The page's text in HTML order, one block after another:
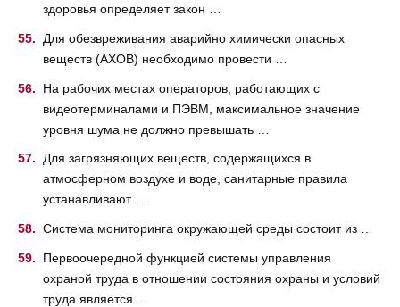
здоровья определяет закон …
Для обезвреживания аварийно химически опасных
веществ (АХОВ) необходимо провести …
На рабочих местах операторов, работающих с
видеотерминалами и ПЭВМ, максимальное значение
уровня шума не должно превышать …
Для загрязняющих веществ, содержащихся в
атмосферном воздухе и воде, санитарные правила
устанавливают …
Система мониторинга окружающей среды состоит из …
Первоочередной функцией системы управления
охраной труда в отношении состояния охраны и условий
труда является …